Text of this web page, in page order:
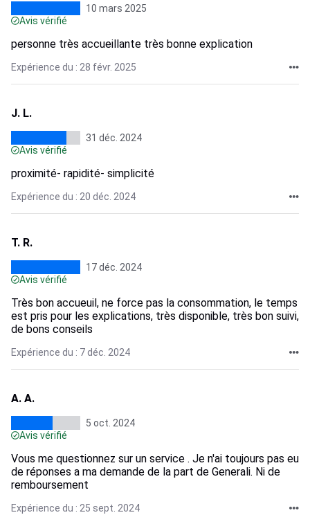
10 mars 2025
Avis vérifié
personne très accueillante très bonne explication
Expérience du : 28 févr. 2025
J. L.
31 déc. 2024
Avis vérifié
proximité- rapidité- simplicité
Expérience du : 20 déc. 2024
T. R.
17 déc. 2024
Avis vérifié
Très bon accueuil, ne force pas la consommation, le temps
est pris pour les explications, très disponible, très bon suivi,
de bons conseils
Expérience du : 7 déc. 2024
A. A.
5 oct. 2024
Avis vérifié
Vous me questionnez sur un service . Je n'ai toujours pas eu
de réponses a ma demande de la part de Generali. Ni de
remboursement
Expérience du : 25 sept. 2024